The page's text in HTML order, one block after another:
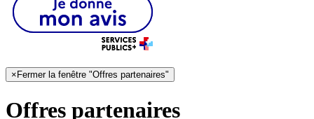
× Fermer la fenêtre "Offres partenaires"
Offres partenaires